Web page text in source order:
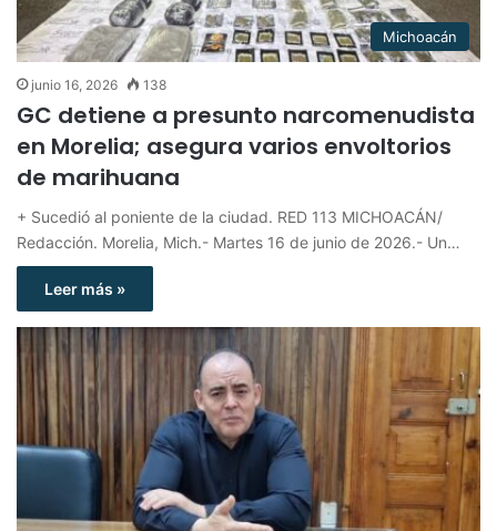
Michoacán
junio 16, 2026 138
GC detiene a presunto narcomenudista
en Morelia; asegura varios envoltorios
de marihuana
+ Sucedió al poniente de la ciudad. RED 113 MICHOACÁN/
Redacción. Morelia, Mich.- Martes 16 de junio de 2026.- Un…
Leer más »